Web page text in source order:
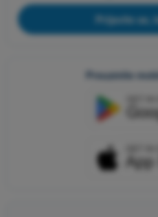
Prijavite se,
Preuzmite